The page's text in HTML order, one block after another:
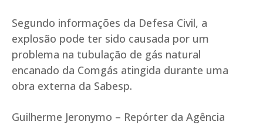
Segundo informações da Defesa Civil, a
explosão pode ter sido causada por um
problema na tubulação de gás natural
encanado da Comgás atingida durante uma
obra externa da Sabesp.
Guilherme Jeronymo – Repórter da Agência